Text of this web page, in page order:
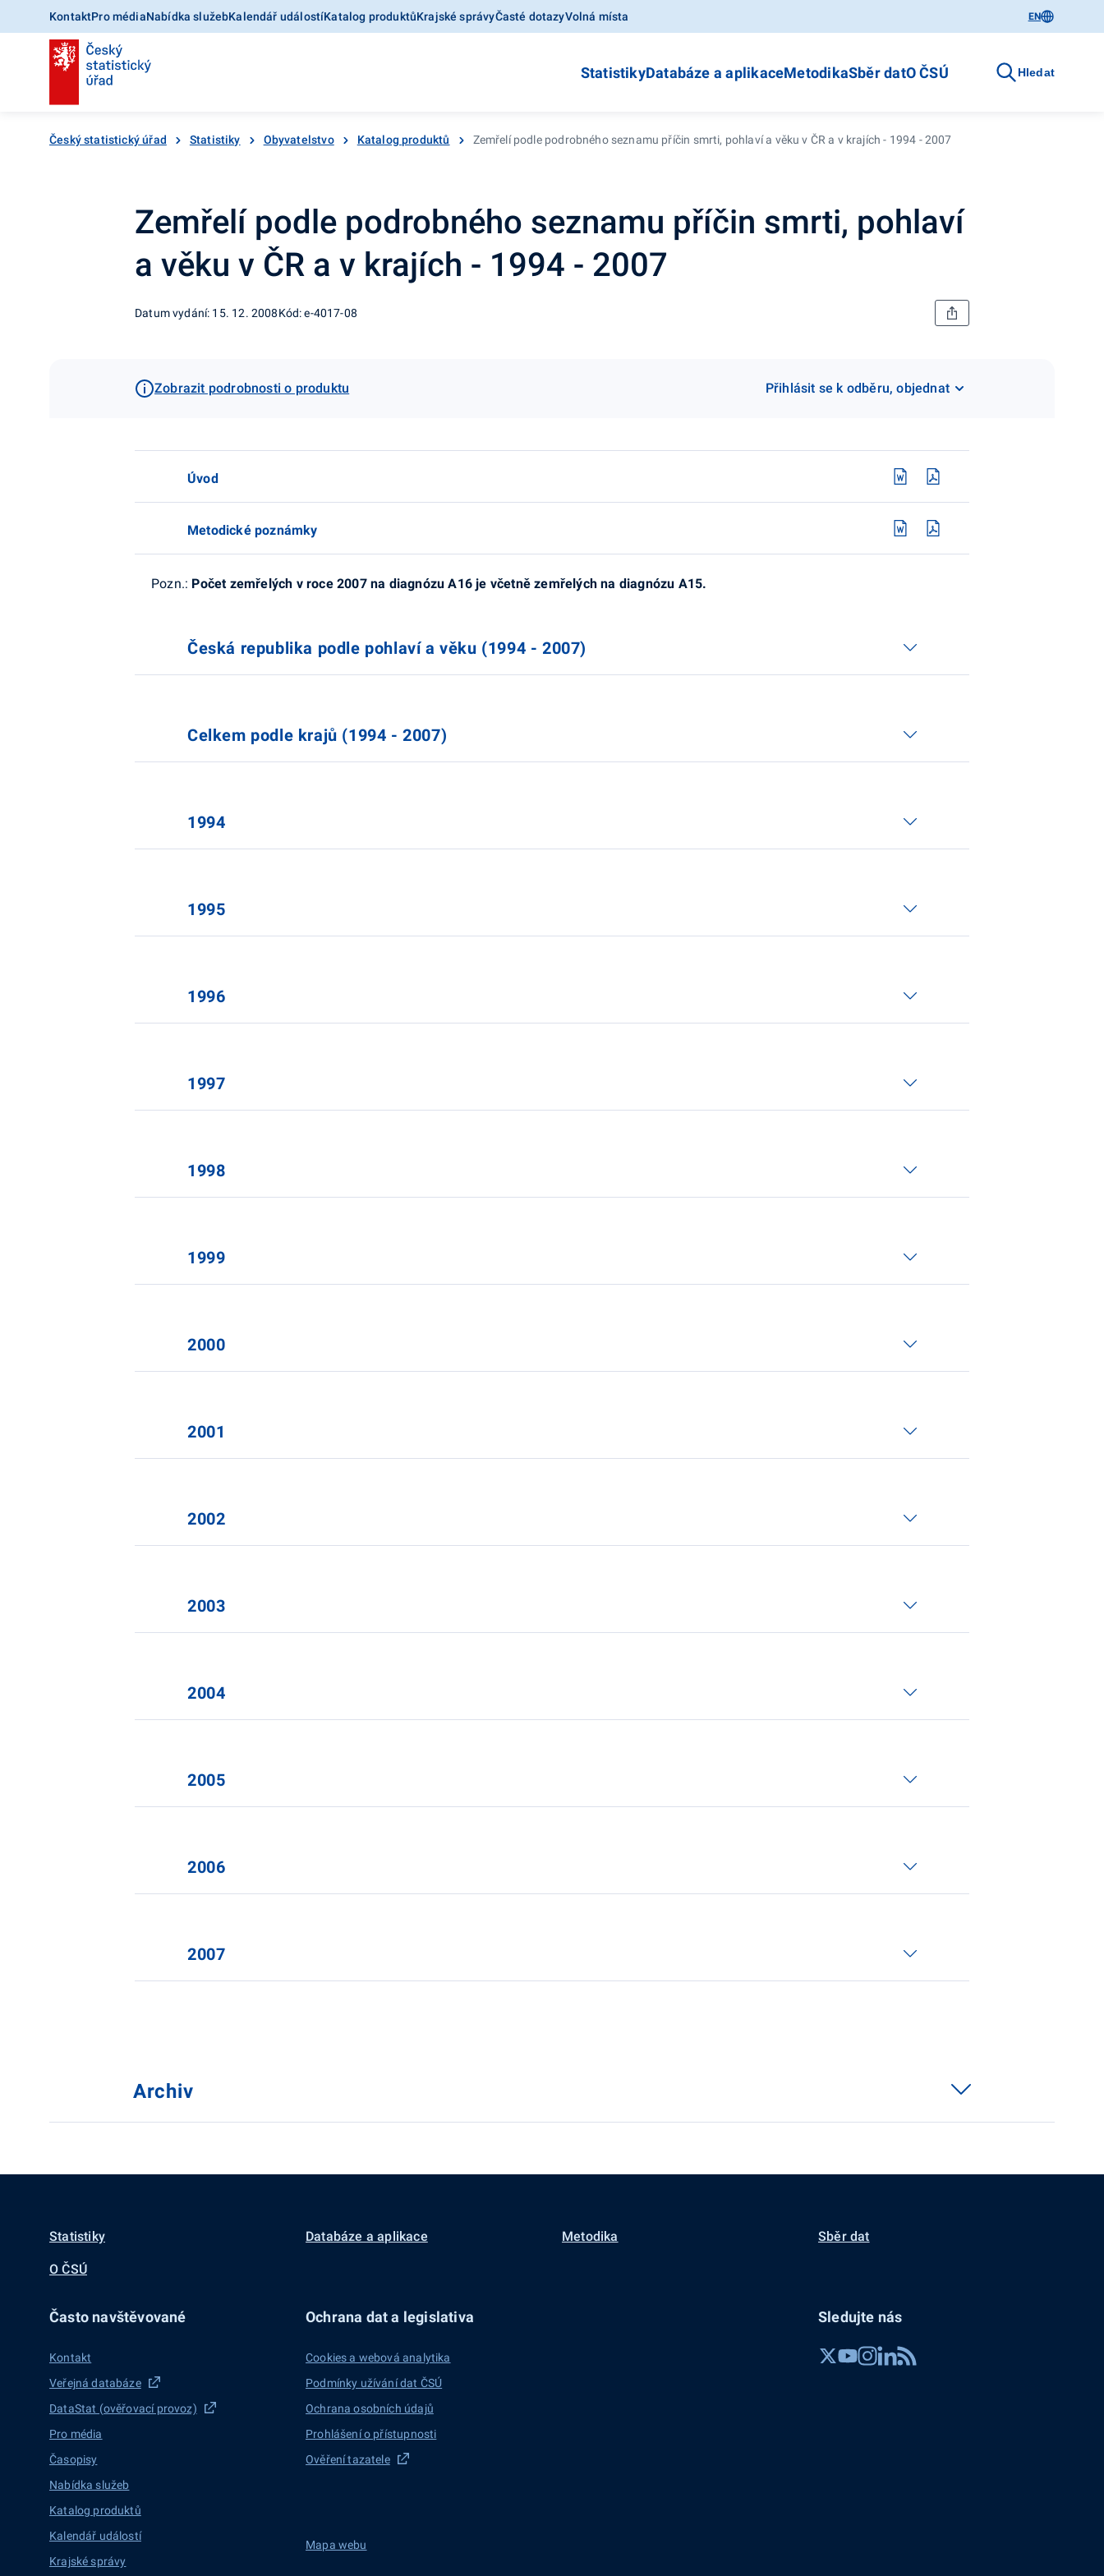
KontaktPro médiaNabídka služebKalendář událostíKatalog produktůKrajské správyČasté dotazyVolná místa EN
StatistikyDatabáze a aplikaceMetodikaSběr datO ČSÚ Hledat
Český statistický úřad Statistiky Obyvatelstvo Katalog produktů Zemřelí podle podrobného seznamu příčin smrti, pohlaví a věku v ČR a v krajích - 1994 - 2007
Zemřelí podle podrobného seznamu příčin smrti, pohlaví
a věku v ČR a v krajích - 1994 - 2007
Datum vydání: 15. 12. 2008Kód: e-4017-08
Zobrazit podrobnosti o produktu Přihlásit se k odběru, objednat
Úvod
Metodické poznámky
Pozn.: Počet zemřelých v roce 2007 na diagnózu A16 je včetně zemřelých na diagnózu A15.
Česká republika podle pohlaví a věku (1994 - 2007)
Celkem podle krajů (1994 - 2007)
1994
1995
1996
1997
1998
1999
2000
2001
2002
2003
2004
2005
2006
2007
Archiv
Statistiky Databáze a aplikace Metodika Sběr dat
O ČSÚ
Často navštěvované
Kontakt
Veřejná databáze
DataStat (ověřovací provoz)
Pro média
Časopisy
Nabídka služeb
Katalog produktů
Kalendář událostí
Krajské správy
Ochrana dat a legislativa
Cookies a webová analytika
Podmínky užívání dat ČSÚ
Ochrana osobních údajů
Prohlášení o přístupnosti
Ověření tazatele
Mapa webu
Sledujte nás